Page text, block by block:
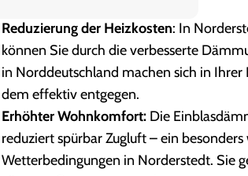
Einblasdämmung in Norderstedt?
Wo kann eine Einblasdämmung
in Norderstedt eingesetzt
werden?
Was kostet eine Einblasdämmung
in Norderstedt?
Reduzierung der Heizkosten: In
können Sie durch die verbesserte
in Norddeutschland machen sich in
dem effektiv entgegen.
Erhöhter Wohnkomfort: Die
reduziert spürbar Zugluft – ein
Wetterbedingungen in Norderstedt. Sie